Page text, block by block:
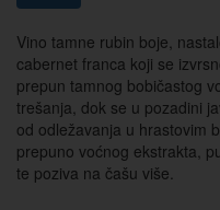
Vino tamne rubin boje,
cabernet franca koji se
prepun tamnog bobičastog
trešanja, dok se u pozadini
od odležavanja u hrastovim
prepuno voćnog ekstrakta,
te poziva na čašu više.